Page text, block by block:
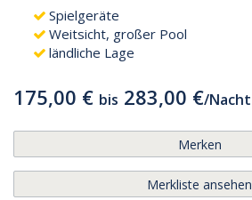
Spielgeräte
Weitsicht, großer Pool
ländliche Lage
175,00 € bis 283,00 €/Nacht
Merken
Merkliste ansehen